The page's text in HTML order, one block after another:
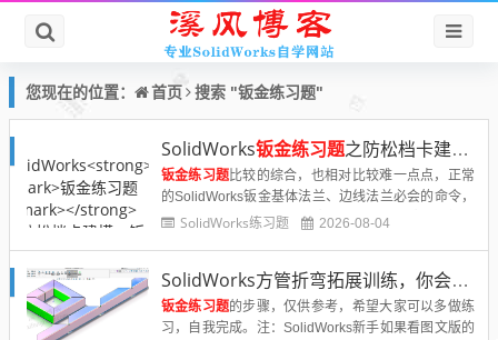
您现在的位置： 首页 搜索 "钣金练习题"
SolidWorks钣金练习题之防松档卡建模，钣金命令综合练习
钣金练习题比较的综合，也相对比较难一点点，正常
的SolidWorks钣金基体法兰、边线法兰必会的命令，
还有就是设计思路里面切除是展开以后切除还是折弯
SolidWorks练习题 2026-08-04
SolidWorks方管折弯拓展训练，你会了吗？
钣金练习题的步骤，仅供参考，希望大家可以多做练
习，自我完成。注：SolidWorks新手如果看图文版的